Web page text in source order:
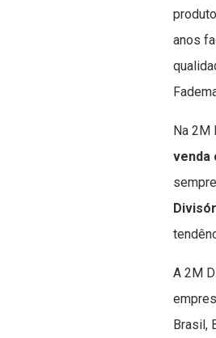
anos
Na 2M
venda
A 2M
Brasil,